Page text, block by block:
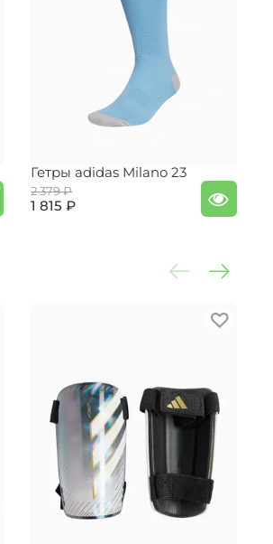
Гетры adidas Milano 23
2 379 ₽
1 815 ₽